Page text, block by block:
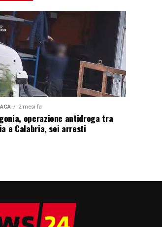
2 mesi fa
operazione antidroga tra
e Calabria, sei arresti